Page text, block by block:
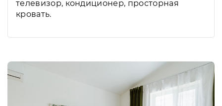
телевизор, кондиционер, просторная
кровать.